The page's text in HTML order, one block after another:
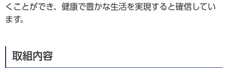
くことができ、健康で豊かな生活を実現すると確信してい
ます。
取組内容